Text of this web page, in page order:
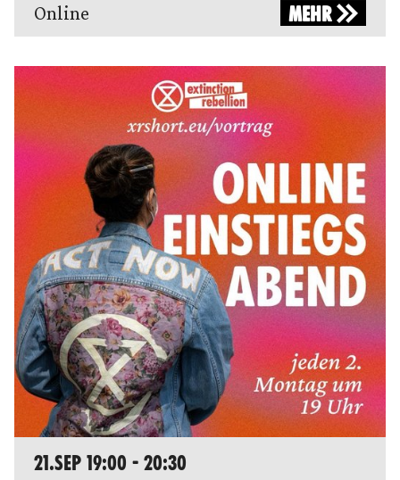
MEHR
Online
21.SEP 19:00 - 20:30